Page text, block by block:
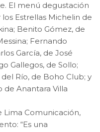
El menú degustación
Estrellas Michelin de
Benito Gómez, de
Fernando
García, de José
Gallegos, de Sollo;
Río, de Boho Club; y
de Anantara Villa
Lima Comunicación,
“Es una